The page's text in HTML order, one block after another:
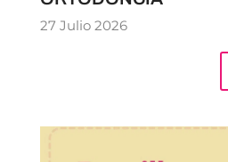
27 Julio 2026